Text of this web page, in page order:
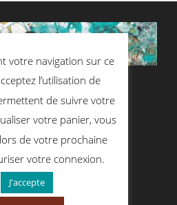
votre navigation sur ce
l’utilisation de
de suivre votre
votre panier, vous
de votre prochaine
votre connexion.
J'accepte